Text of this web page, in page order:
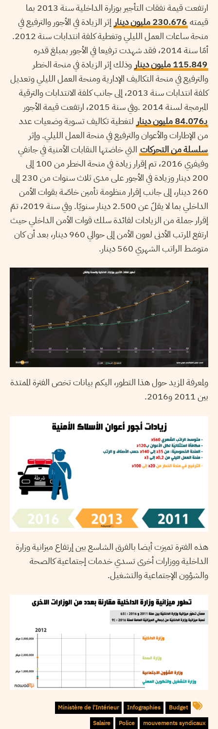
ارتفعت قيمة نفقات التأجير بوزارة الداخلية سنة 2013 بما
قيمته 230.676 مليون دينار
إثر الزيادة في الأجور والترفيع في
منحة ساعات العمل الليلي وتغطية كلفة انتدابات سنة 2012.
أمّا سنة 2014، فقد شهدت ترفيعا في الأجور بمبلغ قدره
115.849 مليون دينار
وذلك إثر الزيادة في منحة الخطر
والترفيع في منحة التكاليف الإدارية ومنحة العمل الليلي وتعديل
كلفة انتدابات سنة 2013، إلى جانب كلفة الانتدابات والترقية
المبرمجة لسنة 2014 .وفي سنة 2015، ارتفعت قيمة الأجور
بـ84.076 مليون دينار
لتغطية تكاليف تسوية وضعيات عدد
من الإطارات والأعوان والترفيع في منحة العمل الليلي. وإثر
سلسلة من التحركات التي خاضتها النقابات الأمنية في جانفي
وفيفري 2016، تم إقرار زيادة في منحة الخطر من 100 إلى
200 دينار وزيادة في الأجور على مدى ثلاث سنوات من 230 إلى
260 دينار، إلى جانب إقرار منظومة تأمين خاصّة بقوات الأمن
الداخلي بما لا يقلّ عن 2.500 دينار سنويّا. وفي سنة 2019، تمّ
إقرار جملة من الزيادات لفائدة سلك قوات الأمن الداخلي حيث
ارتفع المرتب الأدنى لعون الأمن إلى حوالي 960 دينار، بعد أن كان
متوسّط الراتب الشهري 560 دينار.
ولمعرفة المزيد حول هذا التطور، اليكم بيانات تخص الفترة الممتدة
بين 2011 و2016.
هذه الفترة تميزت أيضا بالفرق الشاسع بين إرتفاع ميزانية وزارة
الداخلية ووزارات أخرى تسدي خدمات إجتماعية كالصحة
والشؤون الإجتماعية والتشغيل.
Budget
Infographies
Ministère de l'Intérieur
mouvements syndicaux
Police
Salaire